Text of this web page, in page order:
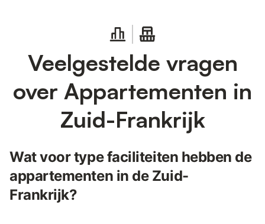
Veelgestelde vragen
over Appartementen in
Zuid-Frankrijk
Wat voor type faciliteiten hebben de
appartementen in de Zuid-
Frankrijk?